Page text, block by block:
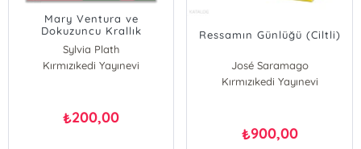
Mary Ventura ve
Dokuzuncu Krallık
Sylvia Plath
Kırmızıkedi Yayınevi
₺200,00
Ressamın Günlüğü (Ciltli)
José Saramago
Kırmızıkedi Yayınevi
₺900,00